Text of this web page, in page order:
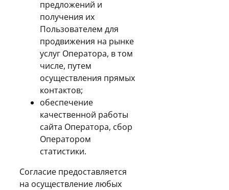
предложений и
получения их
Пользователем для
продвижения на рынке
услуг Оператора, в том
числе, путем
осуществления прямых
контактов;
обеспечение
качественной работы
сайта Оператора, сбор
Оператором
статистики.
Согласие предоставляется
на осуществление любых